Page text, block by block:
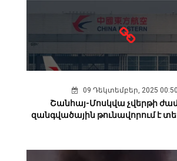
09 Դեկտեմբեր, 2025 00:50
Շանհայ-Մոսկվա չվերթի
զանգվածային թունավորում է